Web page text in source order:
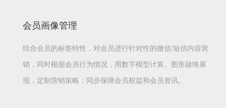
会员画像管理
结合会员的标签特性，对会员进行针对性的微信/短信内容营
销，同时根据会员行为情况，用数字模型计算、图形脉络展
现，定制营销策略；同步保障会员权益和会员资讯。